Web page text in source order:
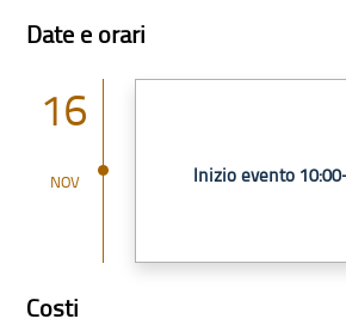
Date e orari
16
NOV Inizio evento
Costi